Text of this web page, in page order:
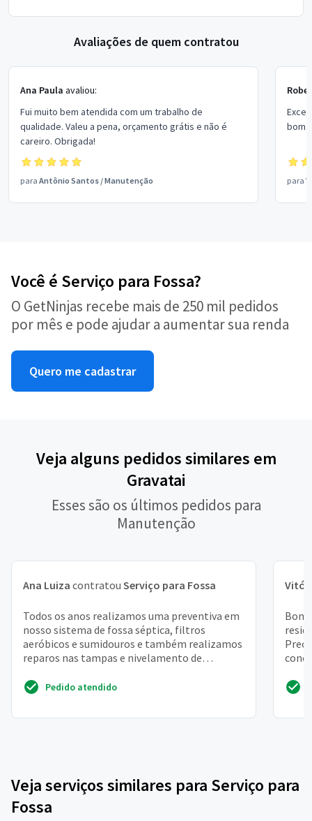
Avaliações de quem contratou
Ana Paula avaliou:
Fui muito bem atendida com um trabalho de
qualidade. Valeu a pena, orçamento grátis e não é
careiro. Obrigada!
para Antônio Santos /Manutenção
bom
para
Você é Serviço para Fossa?
O GetNinjas recebe mais de 250 mil pedidos
por mês e pode ajudar a aumentar sua renda
Quero me cadastrar
Veja alguns pedidos similares em
Gravatai
Esses são os últimos pedidos para
Manutenção
Ana Luiza contratou Serviço para Fossa
Todos os anos realizamos uma preventiva em
nosso sistema de fossa séptica, filtros
aeróbicos e sumidouros e também realizamos
reparos nas tampas e nivelamento de
Pedido atendido
Bom
Veja serviços similares para Serviço para
Fossa